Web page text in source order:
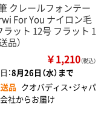
クレールフォンテー
For You ナイロン毛
ット 12号 フラット 1
品）
￥1,210（税込）
：8月26日（水）まで
品 クオバディス・ジャパ
社からお届け